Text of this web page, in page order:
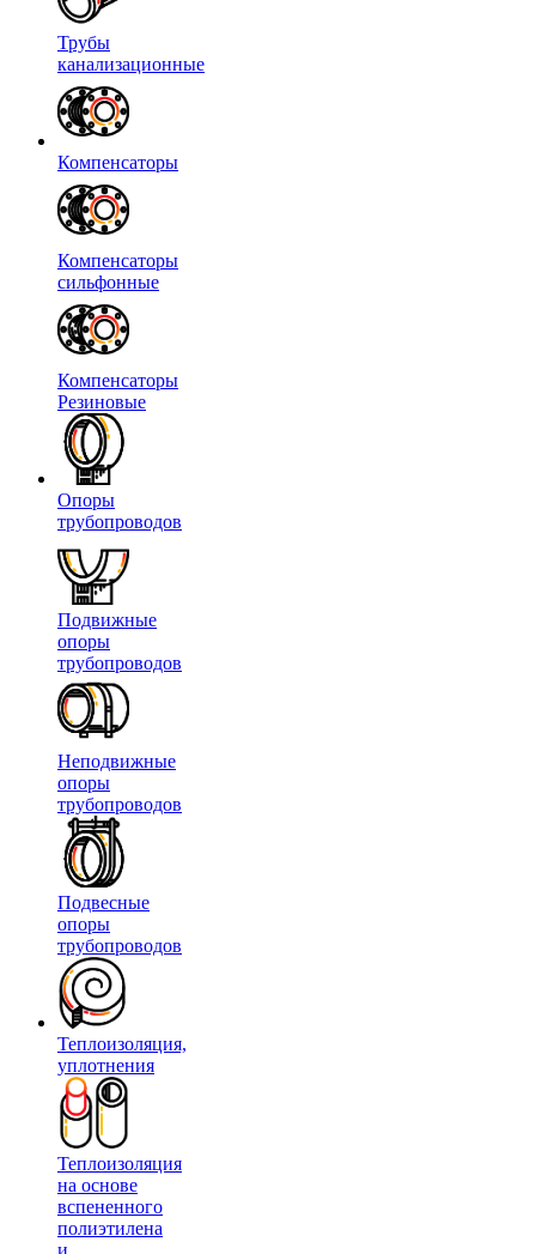
Трубы
канализационные
Компенсаторы
Компенсаторы
сильфонные
Компенсаторы
Резиновые
Опоры
трубопроводов
Подвижные
опоры
трубопроводов
Неподвижные
опоры
трубопроводов
Подвесные
опоры
трубопроводов
Теплоизоляция,
уплотнения
Теплоизоляция
на основе
вспененного
полиэтилена
и